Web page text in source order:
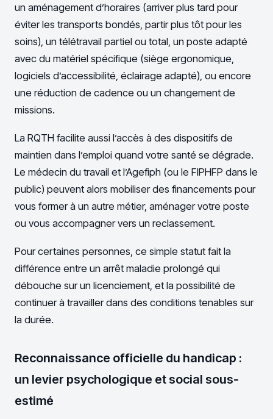
un aménagement d’horaires (arriver plus tard pour
éviter les transports bondés, partir plus tôt pour les
soins), un télétravail partiel ou total, un poste adapté
avec du matériel spécifique (siège ergonomique,
logiciels d’accessibilité, éclairage adapté), ou encore
une réduction de cadence ou un changement de
missions.
La RQTH facilite aussi l’accès à des dispositifs de
maintien dans l’emploi quand votre santé se dégrade.
Le médecin du travail et l’Agefiph (ou le FIPHFP dans le
public) peuvent alors mobiliser des financements pour
vous former à un autre métier, aménager votre poste
ou vous accompagner vers un reclassement.
Pour certaines personnes, ce simple statut fait la
différence entre un arrêt maladie prolongé qui
débouche sur un licenciement, et la possibilité de
continuer à travailler dans des conditions tenables sur
la durée.
Reconnaissance officielle du handicap :
un levier psychologique et social sous-
estimé